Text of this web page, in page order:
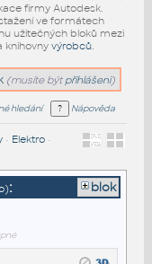
firmy Autodesk.
ve formátech
užitečných bloků mezi
knihovny výrobců.
(musíte být přihlášeni)
hledání Nápověda
• Elektro•
: blok